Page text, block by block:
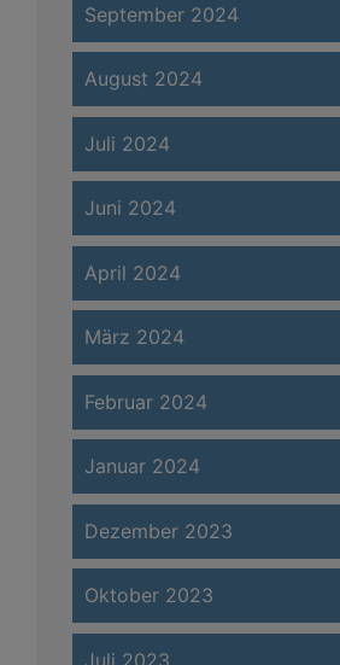
September 2024
August 2024
Juli 2024
Juni 2024
April 2024
März 2024
Februar 2024
Januar 2024
Dezember 2023
Oktober 2023
Juli 2023